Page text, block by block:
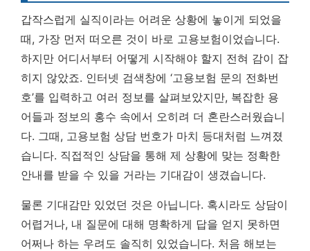
갑작스럽게 실직이라는 어려운 상황에 놓이게 되었을
때, 가장 먼저 떠오른 것이 바로 고용보험이었습니다.
하지만 어디서부터 어떻게 시작해야 할지 전혀 감이 잡
히지 않았죠. 인터넷 검색창에 ‘고용보험 문의 전화번
호’를 입력하고 여러 정보를 살펴보았지만, 복잡한 용
어들과 정보의 홍수 속에서 오히려 더 혼란스러웠습니
다. 그때, 고용보험 상담 번호가 마치 등대처럼 느껴졌
습니다. 직접적인 상담을 통해 제 상황에 맞는 정확한
안내를 받을 수 있을 거라는 기대감이 생겼습니다.
물론 기대감만 있었던 것은 아닙니다. 혹시라도 상담이
어렵거나, 내 질문에 대해 명확하게 답을 얻지 못하면
어쩌나 하는 우려도 솔직히 있었습니다. 처음 해보는